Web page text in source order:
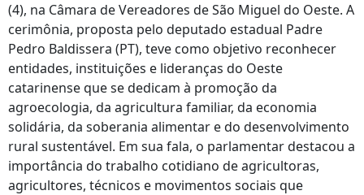
(4), na Câmara de Vereadores de São Miguel do Oeste. A
cerimônia, proposta pelo deputado estadual Padre
Pedro Baldissera (PT), teve como objetivo reconhecer
entidades, instituições e lideranças do Oeste
catarinense que se dedicam à promoção da
agroecologia, da agricultura familiar, da economia
solidária, da soberania alimentar e do desenvolvimento
rural sustentável. Em sua fala, o parlamentar destacou a
importância do trabalho cotidiano de agricultoras,
agricultores, técnicos e movimentos sociais que